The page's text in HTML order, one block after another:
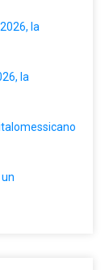
la
la